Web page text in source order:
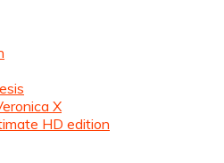
X
HD edition